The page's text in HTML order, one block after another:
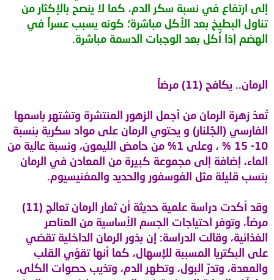
إلى ارتفاع في نسبة سكر الدم، كما لا ينصح بالإكثار من
تناول البطيخ بعد الأكل مباشرة؛ كونه يسبب عسراً في
الهضم إذا أُكل بعد الوجبات الدسمة مباشرة.
الرمان.. يكافح (11) مرضاً
تُعدّ زهرة الرمان من أجمل الزهور المنتشرة وتشتهر باسمها
الفارسي (الجُلنار) و يحتوي الرمان على مواد سكرية بنسبة
10- 15 % ، وعلى 1% من حامض الليمون، ونسبة عالية من
الماء، إضافة إلى مجموعة كبيرة من المعادن في الرمان
بنسب قليلة مثل الفوسفور والحديد والمغنيسيوم.
وقد أكدت دراسة علمية حديثة أن ثمار الرمان تعالج (11)
مرضاً، وتوفر احتياجات الجسم الأساسية من العناصر
الغذائية، وقالت الدراسة: إن بذور الرمان الداخلية تقضي
على البكتريا المسببة للإسهال، كما أنها تقوّي القلب
والمعدة، وتدرّ البول، وتطهر الدم، وتذيب حصوات الكلى،